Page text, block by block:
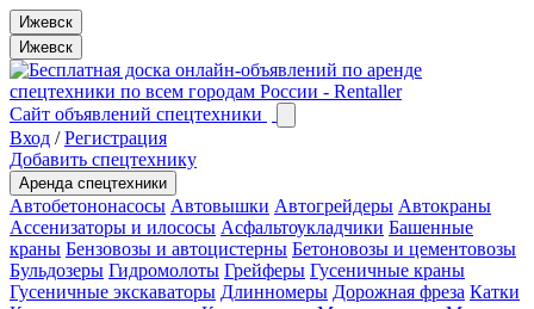
Ижевск
Ижевск
Сайт объявлений спецтехники
Вход /Регистрация
Добавить спецтехнику
Аренда спецтехники
Автобетононасосы Автовышки Автогрейдеры Автокраны
Ассенизаторы и илососы Асфальтоукладчики Башенные
краны Бензовозы и автоцистерны Бетоновозы и цементовозы
Бульдозеры Гидромолоты Грейферы Гусеничные краны
Гусеничные экскаваторы Длинномеры Дорожная фреза Катки